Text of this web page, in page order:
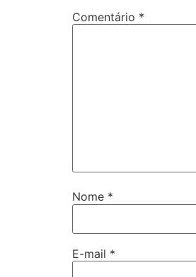
Comentário *
Nome *
E-mail *